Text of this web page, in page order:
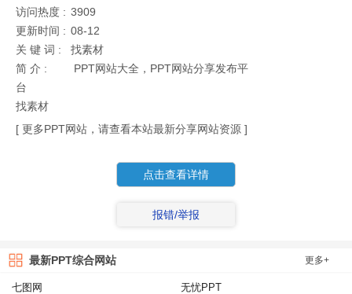
访问热度 : 3909
更新时间 : 08-12
关 键 词 :
找素材
简 介 :
PPT网站大全，PPT网站分享发布平
台
找素材
[ 更多PPT网站，请查看本站最新分享网站资源 ]
点击查看详情
报错/举报
最新PPT综合网站 更多+
七图网 无忧PPT